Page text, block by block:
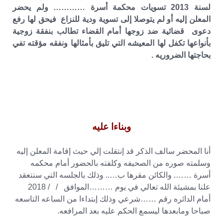
لسنة 2013 تسويات محكمة أسرة ………… ولم يحضر
المعلن إليه أو لم يتوصلا إلى تسوية ودية للنزاع فيحق لها رفع
دعوى قضائية ضد زوجها أمام القضاء تطالب بنفقة زوجية
بأنواعها تكفل لها المعيشه التي تليق بأمثالها ونفقه مؤقته تفي
بحاجتها الضروريه .
وبناءا عليه
أنا المحضر سالف الذكر قد إنتقلت إلي حيث إقامة المعلن إليه
وسلمته صوره من الصحيفه وكلفته بالحضور أمام محكمه
أسرة ……. والكائن مقرها ب….. وذلك بالجلسه التي سنتعقد
أمام الدائره رقم ……شرعي وذلك إبتداءا من الساعه التاسعه
صباحا ومابعدها ليسمع الحكم عليه بعد المرافعه.